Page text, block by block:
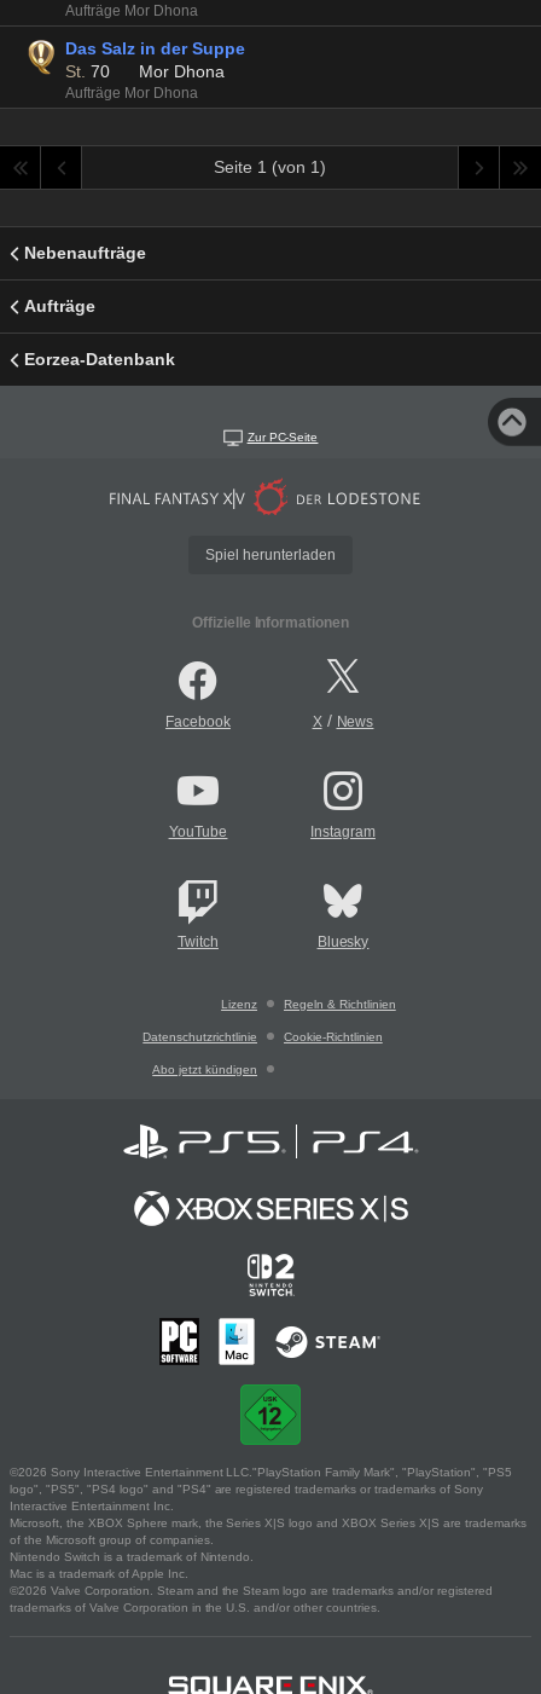
Aufträge Mor Dhona
Das Salz in der Suppe
St. 70 Mor Dhona
Aufträge Mor Dhona
Seite 1 (von 1)
Nebenaufträge
Aufträge
Eorzea-Datenbank
Zur PC-Seite
Spiel herunterladen
Offizielle Informationen
Facebook X/ News
YouTube Instagram
Twitch Bluesky
Lizenz Regeln & Richtlinien
Datenschutzrichtlinie Cookie-Richtlinien
Abo jetzt kündigen
©2026 Sony Interactive Entertainment LLC."PlayStation Family Mark", "PlayStation", "PS5
logo", "PS5", "PS4 logo" and "PS4" are registered trademarks or trademarks of Sony
Interactive Entertainment Inc.
Microsoft, the XBOX Sphere mark, the Series X|S logo and XBOX Series X|S are trademarks
of the Microsoft group of companies.
Nintendo Switch is a trademark of Nintendo.
Mac is a trademark of Apple Inc.
©2026 Valve Corporation. Steam and the Steam logo are trademarks and/or registered
trademarks of Valve Corporation in the U.S. and/or other countries.